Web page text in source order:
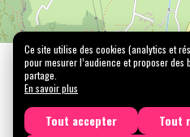
Mentions légales
Tous droits réservés © 2026 |
N° SIRET : 489 153 718 00031 - APE :
Licence de spectacle 2ème catégorie
catégorie
Ce site utilise des cookies (analytics et
pour mesurer l’audience et proposer des
partage.
En savoir plus
Tout accepter Tout